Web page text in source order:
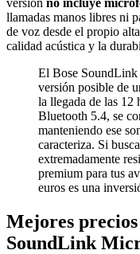
versión no incluye
llamadas manos libres ni
de voz desde el propio
calidad acústica y la
El Bose SoundLink
versión posible de
la llegada de las 12
Bluetooth 5.4, se
manteniendo ese
caracteriza. Si
extremadamente
premium para tus
euros es una
Mejores
SoundLink